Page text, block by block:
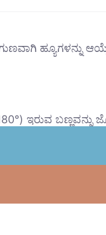
ಹ್ಯೂಗಳನ್ನು
ಇರುವ ಬಣ್ಣವನ್ನು